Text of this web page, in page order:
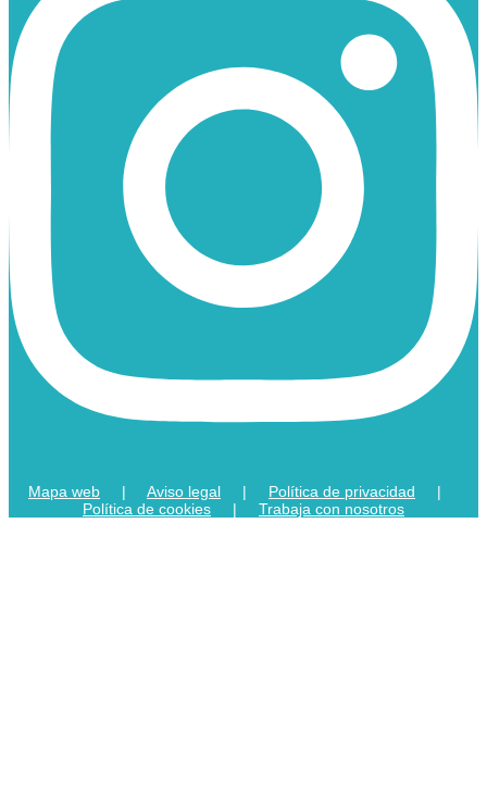
Mapa web | Aviso legal | Política de privacidad |
Política de cookies | Trabaja con nosotros